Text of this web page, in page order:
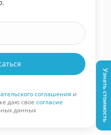
соглашения и
даю свое согласие
данных
Узнать стоимость